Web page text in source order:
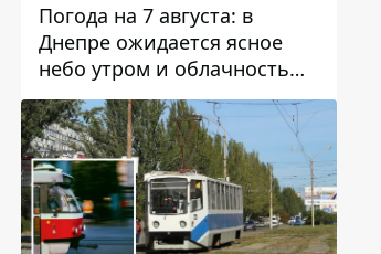
Погода на 7 августа: в
Днепре ожидается ясное
небо утром и облачность
после обеда